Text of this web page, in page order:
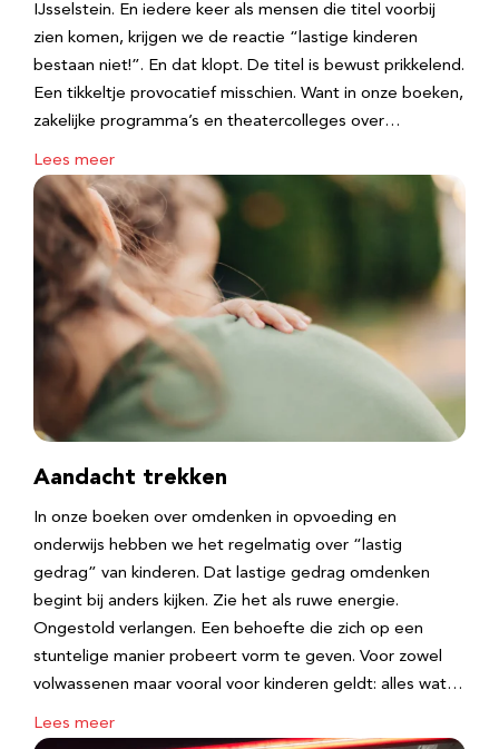
IJsselstein. En iedere keer als mensen die titel voorbij
zien komen, krijgen we de reactie “lastige kinderen
bestaan niet!”. En dat klopt. De titel is bewust prikkelend.
Een tikkeltje provocatief misschien. Want in onze boeken,
zakelijke programma’s en theatercolleges over…
Lees meer
Aandacht trekken
In onze boeken over omdenken in opvoeding en
onderwijs hebben we het regelmatig over “lastig
gedrag” van kinderen. Dat lastige gedrag omdenken
begint bij anders kijken. Zie het als ruwe energie.
Ongestold verlangen. Een behoefte die zich op een
stuntelige manier probeert vorm te geven. Voor zowel
volwassenen maar vooral voor kinderen geldt: alles wat…
Lees meer